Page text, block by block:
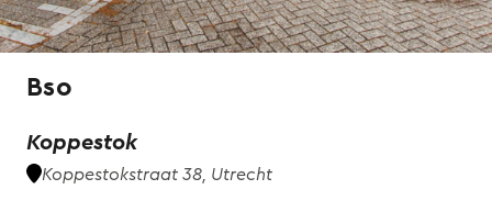
Bso
Koppestok
Koppestokstraat 38, Utrecht